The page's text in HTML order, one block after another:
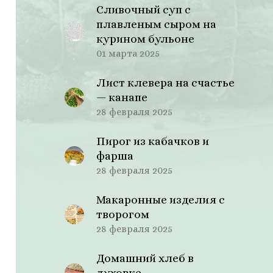
Сливочный суп с
плавленым сыром на
курином бульоне
01 марта 2025
Лист клевера на счастье
— канапе
28 февраля 2025
Пирог из кабачков и
фарша
28 февраля 2025
Макаронные изделия с
творогом
28 февраля 2025
Домашний хлеб в